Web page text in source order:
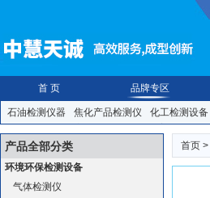
首 页 品牌专区
石油检测仪器 焦化产品检测仪 化工检测设备
产品全部分类
环境环保检测设备
气体检测仪
首页 >